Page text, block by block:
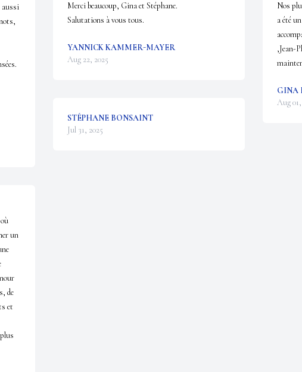
aussi
un
de
et
Merci beaucoup, Gina et Stéphane.
Salutations à vous tous.
YANNICK KAMMER-MAYER
Aug 22, 2025
STÉPHANE BONSAINT
Jul 31, 2025
Nos
a été
,Jean-
GINA
Aug 01,